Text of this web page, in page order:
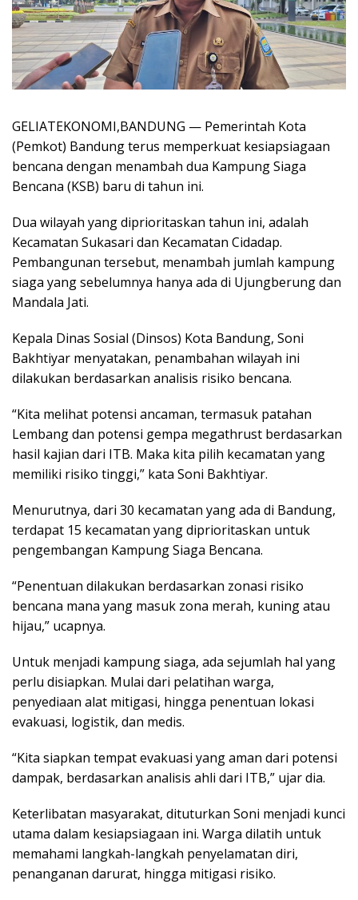
GELIATEKONOMI,BANDUNG — Pemerintah Kota
(Pemkot) Bandung terus memperkuat kesiapsiagaan
bencana dengan menambah dua Kampung Siaga
Bencana (KSB) baru di tahun ini.
Dua wilayah yang diprioritaskan tahun ini, adalah
Kecamatan Sukasari dan Kecamatan Cidadap.
Pembangunan tersebut, menambah jumlah kampung
siaga yang sebelumnya hanya ada di Ujungberung dan
Mandala Jati.
Kepala Dinas Sosial (Dinsos) Kota Bandung, Soni
Bakhtiyar menyatakan, penambahan wilayah ini
dilakukan berdasarkan analisis risiko bencana.
“Kita melihat potensi ancaman, termasuk patahan
Lembang dan potensi gempa megathrust berdasarkan
hasil kajian dari ITB. Maka kita pilih kecamatan yang
memiliki risiko tinggi,” kata Soni Bakhtiyar.
Menurutnya, dari 30 kecamatan yang ada di Bandung,
terdapat 15 kecamatan yang diprioritaskan untuk
pengembangan Kampung Siaga Bencana.
“Penentuan dilakukan berdasarkan zonasi risiko
bencana mana yang masuk zona merah, kuning atau
hijau,” ucapnya.
Untuk menjadi kampung siaga, ada sejumlah hal yang
perlu disiapkan. Mulai dari pelatihan warga,
penyediaan alat mitigasi, hingga penentuan lokasi
evakuasi, logistik, dan medis.
“Kita siapkan tempat evakuasi yang aman dari potensi
dampak, berdasarkan analisis ahli dari ITB,” ujar dia.
Keterlibatan masyarakat, dituturkan Soni menjadi kunci
utama dalam kesiapsiagaan ini. Warga dilatih untuk
memahami langkah-langkah penyelamatan diri,
penanganan darurat, hingga mitigasi risiko.